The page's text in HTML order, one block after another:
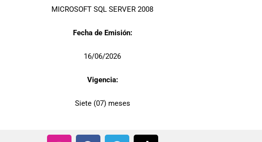
MICROSOFT SQL SERVER 2008
Fecha de Emisión:
16/06/2026
Vigencia:
Siete (07) meses